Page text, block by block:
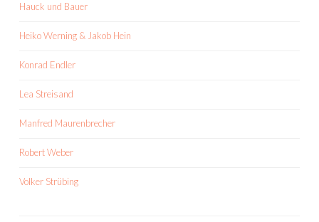
Hauck und Bauer
Heiko Werning & Jakob Hein
Konrad Endler
Lea Streisand
Manfred Maurenbrecher
Robert Weber
Volker Strübing